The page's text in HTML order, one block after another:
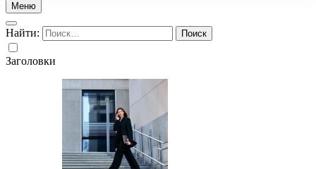
Меню
Найти:
Заголовки